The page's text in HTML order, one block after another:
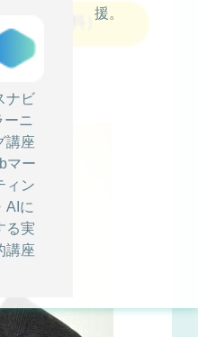
ナビ
ーニ
講座
マー
ィン
AIに
る実
講座
援。
込む（無料）